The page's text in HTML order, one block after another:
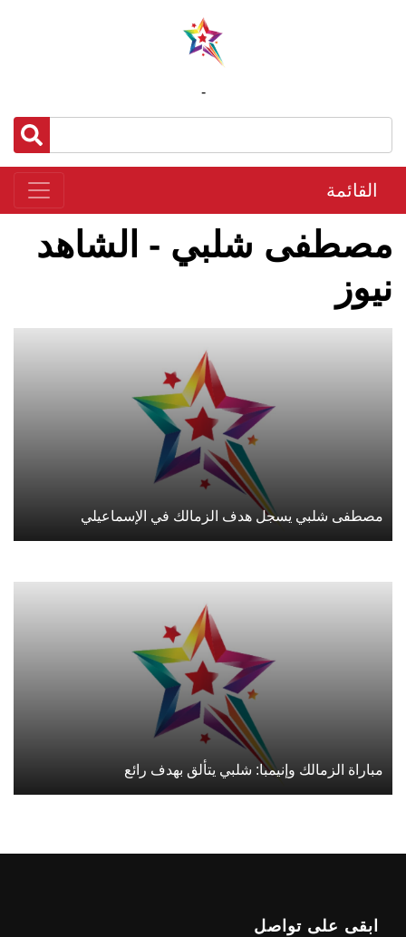
-
القائمة
مصطفى شلبي - الشاهد
نيوز
مصطفى شلبي يسجل هدف الزمالك في الإسماعيلي
مباراة الزمالك وإنيمبا: شلبي يتألق بهدف رائع
ابقى على تواصل